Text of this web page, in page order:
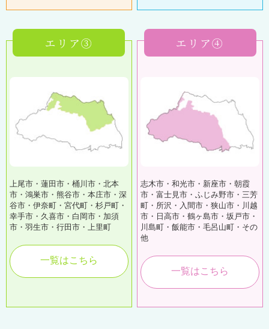
エリア③
上尾市・蓮田市・桶川市・北本
市・鴻巣市・熊谷市・本庄市・深
谷市・伊奈町・宮代町・杉戸町・
幸手市・久喜市・白岡市・加須
市・羽生市・行田市・上里町
一覧はこちら
エリア④
志木市・和光市・新座市・朝霞
市・富士見市・ふじみ野市・三芳
町・所沢・入間市・狭山市・川越
市・日高市・鶴ヶ島市・坂戸市・
川島町・飯能市・毛呂山町・その
他
一覧はこちら